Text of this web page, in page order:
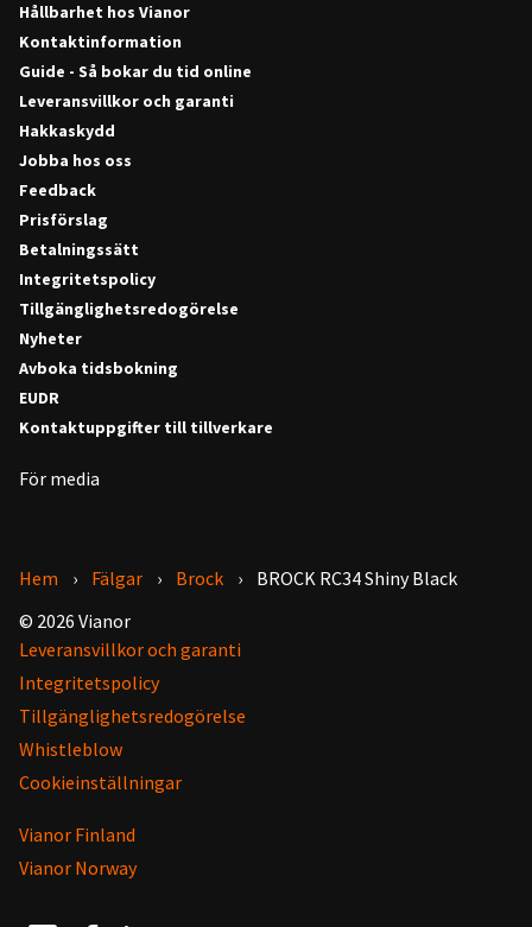
Hållbarhet hos Vianor
Kontaktinformation
Guide - Så bokar du tid online
Leveransvillkor och garanti
Hakkaskydd
Jobba hos oss
Feedback
Prisförslag
Betalningssätt
Integritetspolicy
Tillgänglighetsredogörelse
Nyheter
Avboka tidsbokning
EUDR
Kontaktuppgifter till tillverkare
För media
Hem Fälgar Brock
BROCK RC34 Shiny Black
© 2026 Vianor
Leveransvillkor och garanti
Integritetspolicy
Tillgänglighetsredogörelse
Whistleblow
Cookieinställningar
Vianor Finland
Vianor Norway